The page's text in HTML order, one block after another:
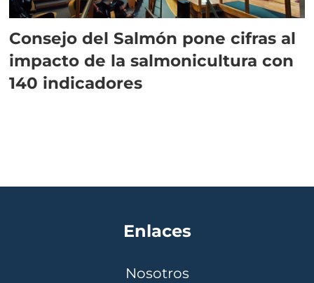
Consejo del Salmón pone cifras al
impacto de la salmonicultura con
140 indicadores
Enlaces
Nosotros